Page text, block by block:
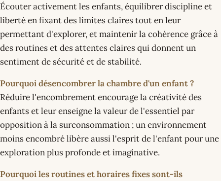
Écouter activement les enfants, équilibrer discipline et
liberté en fixant des limites claires tout en leur
permettant d'explorer, et maintenir la cohérence grâce à
des routines et des attentes claires qui donnent un
sentiment de sécurité et de stabilité.
Pourquoi désencombrer la chambre d'un enfant ?
Réduire l'encombrement encourage la créativité des
enfants et leur enseigne la valeur de l'essentiel par
opposition à la surconsommation ; un environnement
moins encombré libère aussi l'esprit de l'enfant pour une
exploration plus profonde et imaginative.
Pourquoi les routines et horaires fixes sont-ils